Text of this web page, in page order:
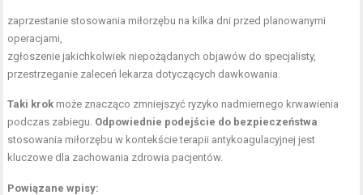
zaprzestanie stosowania miłorzębu na kilka dni przed planowanymi
operacjami,
zgłoszenie jakichkolwiek niepożądanych objawów do specjalisty,
przestrzeganie zaleceń lekarza dotyczących dawkowania.
Taki krok może znacząco zmniejszyć ryzyko nadmiernego krwawienia
podczas zabiegu. Odpowiednie podejście do bezpieczeństwa
stosowania miłorzębu w kontekście terapii antykoagulacyjnej jest
kluczowe dla zachowania zdrowia pacjentów.
Powiązane wpisy: